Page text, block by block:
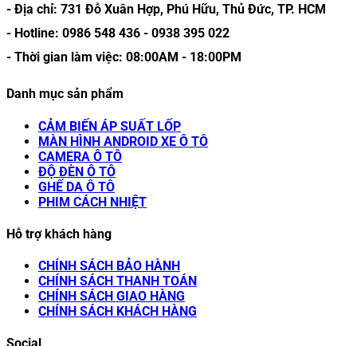
- Địa chỉ: 731 Đỗ Xuân Hợp, Phú Hữu, Thủ Đức, TP. HCM
- Hotline: 0986 548 436 - 0938 395 022
- Thời gian làm việc: 08:00AM - 18:00PM
Danh mục sản phẩm
CẢM BIẾN ÁP SUẤT LỐP
MÀN HÌNH ANDROID XE Ô TÔ
CAMERA Ô TÔ
ĐỘ ĐÈN Ô TÔ
GHẾ DA Ô TÔ
PHIM CÁCH NHIỆT
Hỗ trợ khách hàng
CHÍNH SÁCH BẢO HÀNH
CHÍNH SÁCH THANH TOÁN
CHÍNH SÁCH GIAO HÀNG
CHÍNH SÁCH KHÁCH HÀNG